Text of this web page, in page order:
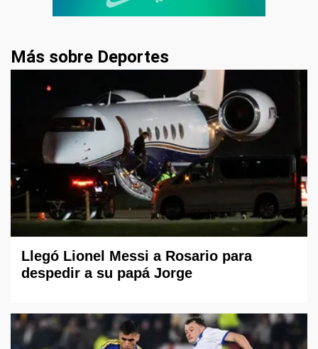
Más sobre Deportes
Llegó Lionel Messi a Rosario para
despedir a su papá Jorge